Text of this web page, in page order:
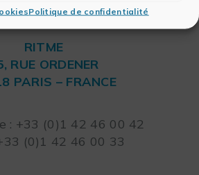
Politique de confidentialité
RITME
RUE ORDENER
PARIS – FRANCE
: +33 (0)1 42 46 00 42
(0)1 42 46 00 33